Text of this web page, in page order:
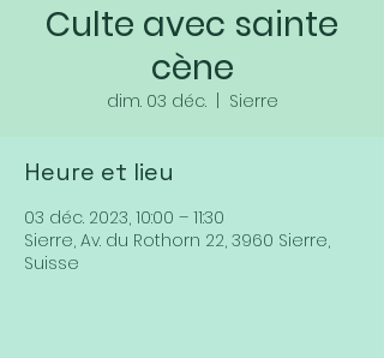
Culte avec sainte
cène
dim. 03 déc.
  |
Sierre
Heure et lieu
03 déc. 2023, 10:00 – 11:30
Sierre, Av. du Rothorn 22, 3960 Sierre,
Suisse